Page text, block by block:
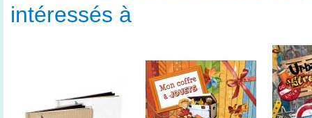
intéressés à